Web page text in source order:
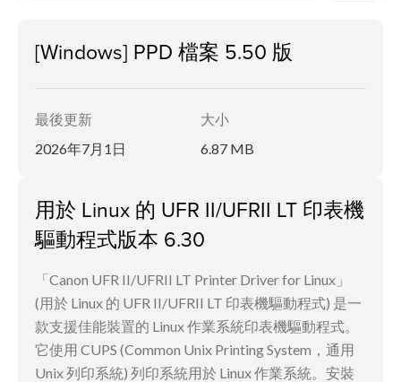
[Windows] PPD 檔案 5.50 版
最後更新
2026年7月1日
大小
6.87 MB
用於 Linux 的 UFR II/UFRII LT 印表機
驅動程式版本 6.30
「Canon UFR II/UFRII LT Printer Driver for Linux」
(用於 Linux 的 UFR II/UFRII LT 印表機驅動程式) 是一
款支援佳能裝置的 Linux 作業系統印表機驅動程式。
它使用 CUPS (Common Unix Printing System，通用
Unix 列印系統) 列印系統用於 Linux 作業系統。安裝